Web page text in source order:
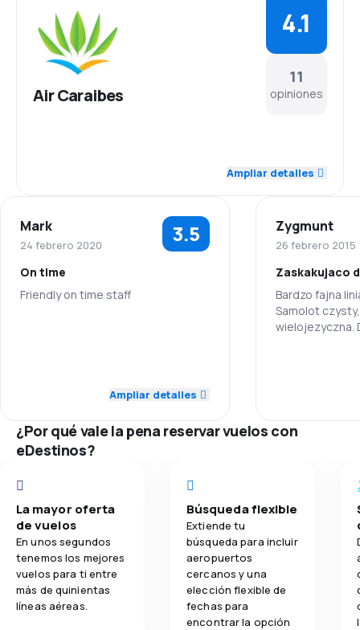
Air Caraibes
11
opiniones
4.1
Red de conexiones 4.0
Precio del billete 4.0
4.0
Ampliar detalles
Mark
24 febrero 2020 3.5
On time
Friendly on time staff
Precio del billete
3.0
Transporte de equipaje 3.0
Comidas 1.0
Ampliar detalles
Zygmunt
26 febrero 2015
Zaskakujaco
Bardzo fajna
Samolot
wielojezyczna.
Red de
Precio del
Comodidad
Transporte
¿Por qué vale la pena reservar vuelos con
eDestinos?
La mayor oferta
de vuelos
En unos segundos
tenemos los mejores
vuelos para ti entre
más de quinientas
líneas aéreas.
Búsqueda flexible
Extiende tu
búsqueda para incluir
aeropuertos
cercanos y una
elección flexible de
fechas para
encontrar la opción